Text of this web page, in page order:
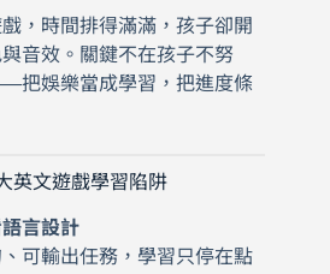
，時間排得滿滿，孩子卻開
音效。關鍵不在孩子不努
把娛樂當成學習，把進度條
英文遊戲學習陷阱
言設計
可輸出任務，學習只停在點